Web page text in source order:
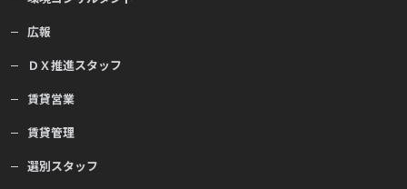
広報
ＤＸ推進スタッフ
賃貸営業
賃貸管理
選別スタッフ